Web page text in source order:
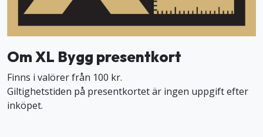
Om XL Bygg presentkort
Finns i valörer från 100 kr.
Giltighetstiden på presentkortet är ingen uppgift efter
inköpet.